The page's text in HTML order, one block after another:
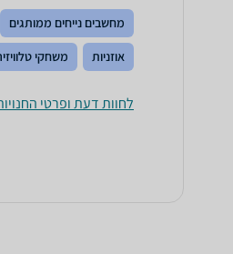
מחשבים נייחים ממותגים
אוזניות משחקי
לחוות דעת ופרטי